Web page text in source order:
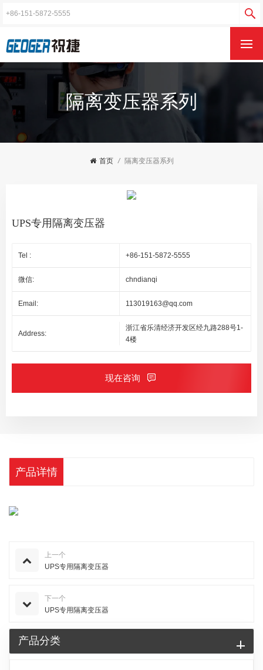
隔离变压器系列
首页 / 隔离变压器系列
UPS专用隔离变压器
Tel : +86-151-5872-5555
微信: chndianqi
Email: 113019163@qq.com
Address:
浙江省乐清经济开发区经九路288号1-
4楼
现在咨询
产品详情
上一个
UPS专用隔离变压器
下一个
UPS专用隔离变压器
产品分类